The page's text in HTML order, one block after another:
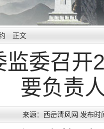
正文
监委召开
要负责
来源：西岳清风网 发布